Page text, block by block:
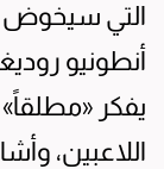
التي سيخوض
أنطونيو
يفكر
اللاعبين،